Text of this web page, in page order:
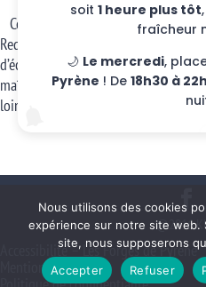
Cet atelier participatif vous plonge
Redécouvrez pupitres, encre, plumes
d’écriture entre plein et délié. Gare
maîtresses d’écoles veillent à la
loin…
@2016
Accessibilité – Les Forges de Pyrène
Mentions légales
soit 1 heure plus tôt
fraîcheur
🌙 Le mercredi,
Pyrène ! De 18h30 à
Nous utilisons des cookies
expérience sur notre site web.
site, nous supposerons
Accepter
Refuser